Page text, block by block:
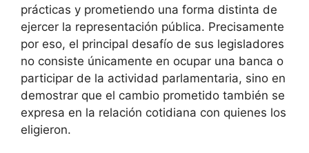
prácticas y prometiendo una forma distinta de
ejercer la representación pública. Precisamente
por eso, el principal desafío de sus legisladores
no consiste únicamente en ocupar una banca o
participar de la actividad parlamentaria, sino en
demostrar que el cambio prometido también se
expresa en la relación cotidiana con quienes los
eligieron.